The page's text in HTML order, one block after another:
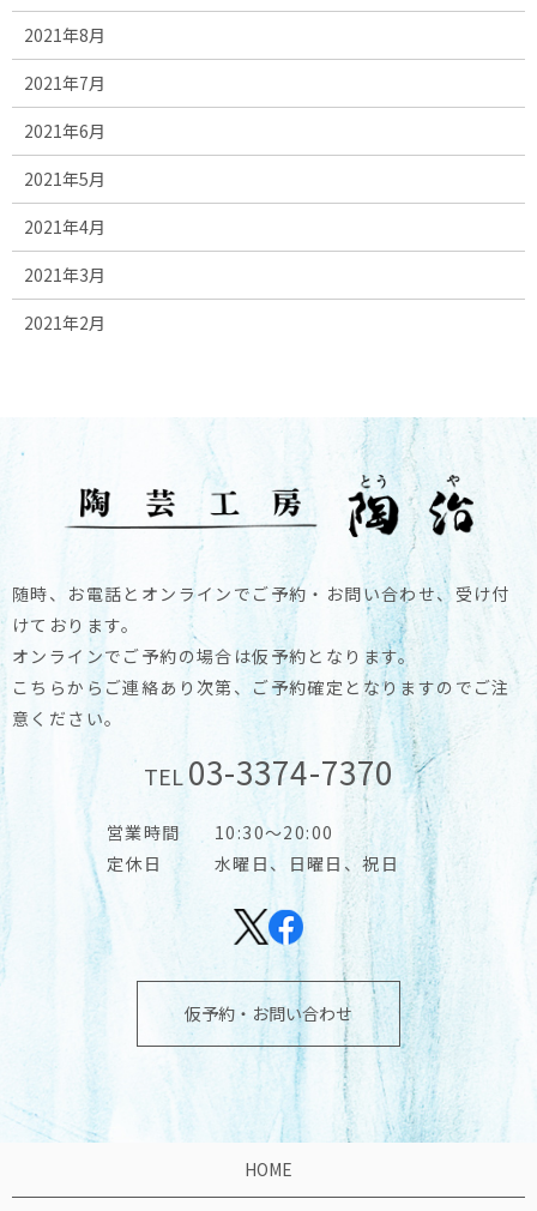
2021年8月
2021年7月
2021年6月
2021年5月
2021年4月
2021年3月
2021年2月
随時、お電話とオンラインでご予約・お問い合わせ、受け付
けております。
オンラインでご予約の場合は仮予約となります。
こちらからご連絡あり次第、ご予約確定となりますのでご注
意ください。
TEL03-3374-7370
営業時間
10:30～20:00
定休日
水曜日、日曜日、祝日
仮予約・お問い合わせ
HOME